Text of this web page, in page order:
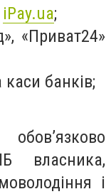
iPay.ua;
«Приват24»
банків;
власника,
і